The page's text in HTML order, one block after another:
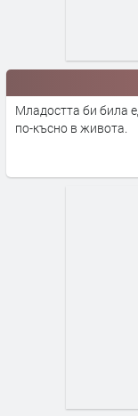
Младостта би била
по-късно в живота.